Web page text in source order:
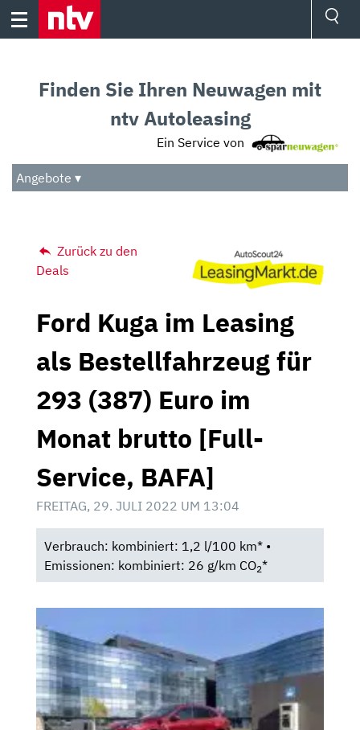
Skip
Audio
Das Beste
Finden Sie Ihren Neuwagen mit
ntv Autoleasing
Ein Service von
Angebote ▾
Zurück zu den
Deals
Ford Kuga im Leasing
als Bestellfahrzeug für
293 (387) Euro im
Monat brutto [Full-
Service, BAFA]
FREITAG, 29. JULI 2022 UM 13:04
Verbrauch: kombiniert: 1,2 l/100 km* •
Emissionen: kombiniert: 26 g/km CO2*